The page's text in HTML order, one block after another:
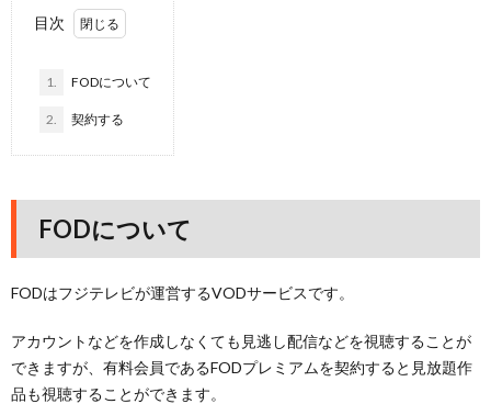
目次
1. FODについて
2. 契約する
FODについて
FODはフジテレビが運営するVODサービスです。
アカウントなどを作成しなくても見逃し配信などを視聴することが
できますが、有料会員であるFODプレミアムを契約すると見放題作
品も視聴することができます。